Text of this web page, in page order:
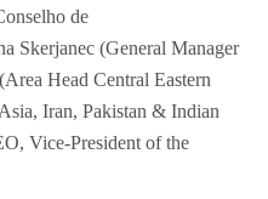
de
Skerjanec (General Manager
Head Central Eastern
Iran, Pakistan & Indian
Vice-President of the